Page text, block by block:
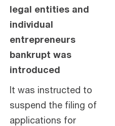
legal entities and
individual
entrepreneurs
bankrupt was
introduced
It was instructed to
suspend the filing of
applications for